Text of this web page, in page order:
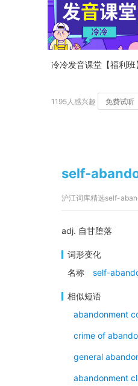
冷冷发音课堂【福利班
1195人感兴趣 免费试听
self-
沪江词库精选self-
adj. 自甘堕落
词形变化
名称
self-
相似短语
abandonment
crime of
general
abandonment